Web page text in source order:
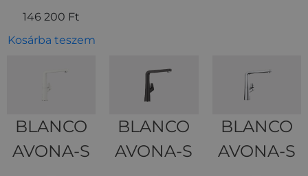
146 200 Ft
Kosárba teszem
BLANCO
AVONA-S
BLANCO
AVONA-S
BLANCO
AVONA-S